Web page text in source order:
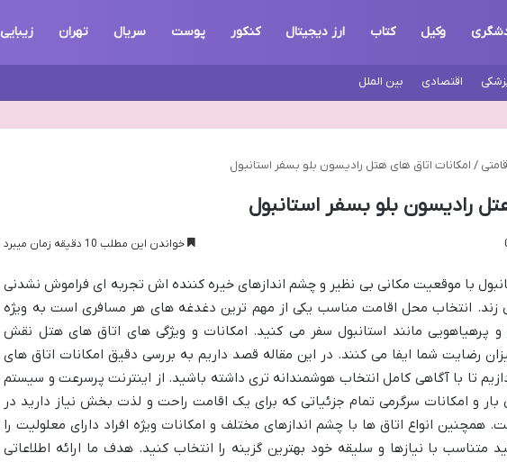
وکیل کتاب ارز دیجیتال کنکور پوست سریال تهران زیبایی
اقتصادی بین الملل
/ امکانات اتاق های هتل رادیسون بلو بسفر استانبول
رادیسون بلو بسفر استانبول
خواندن این مطلب 10 دقیقه زمان میبرد
با موقعیت مکانی بی نظیر و چشم اندازهای خیره کننده اش تجربه ای فراموش نشدنی
زند. انتخاب محل اقامت مناسب یکی از مهم ترین دغدغه های هر مسافری است به ویژه
پرهیاهویی مانند استانبول سفر می کنید. امکانات و ویژگی های اتاق های هتل نقش
رضایت شما ایفا می کنند. در این مقاله قصد داریم به بررسی دقیق امکانات اتاق های
تا با آگاهی کامل انتخاب هوشمندانه تری داشته باشید. از اینترنت پرسرعت و سیستم
بار و امکانات سرگرمی تمام جزئیاتی که برای یک اقامت راحت و لذت بخش نیاز دارید در
انواع اتاق ها با چشم اندازهای مختلف و امکانات ویژه افراد دارای معلولیت را
متناسب با نیازها و سلیقه خود بهترین گزینه را انتخاب کنید. هدف ما ارائه اطلاعاتی